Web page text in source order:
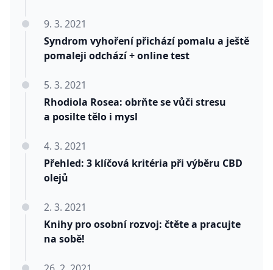
Syndrom vyhoření přichází pomalu a ještě
pomaleji odchází + online test
9. 3. 2021
Rhodiola Rosea: obrňte se vůči stresu
a posilte tělo i mysl
5. 3. 2021
Přehled: 3 klíčová kritéria při výběru CBD
olejů
4. 3. 2021
Knihy pro osobní rozvoj: čtěte a pracujte
na sobě!
2. 3. 2021